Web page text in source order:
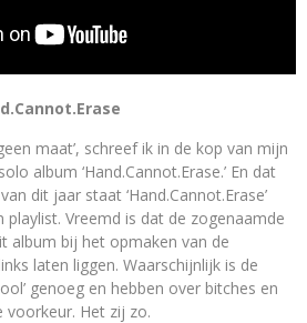
maat’, schreef ik in de kop van mijn
album ‘Hand.Cannot.Erase.’ En dat
dit jaar staat ‘Hand.Cannot.Erase’
Vreemd is dat de zogenaamde
album bij het opmaken van de
laten liggen. Waarschijnlijk is de
genoeg en hebben over bitches en
voorkeur. Het zij zo.